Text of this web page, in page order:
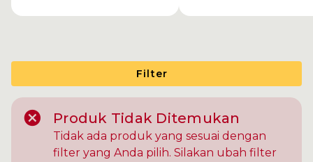
Filter
Produk Tidak Ditemukan
Tidak ada produk yang sesuai dengan
filter yang Anda pilih. Silakan ubah filter